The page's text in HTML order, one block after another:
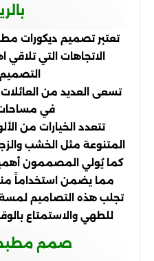
تعتبر تصميم ديكورات
الاتجاهات التي تلاقي
تسعى العديد من
في
تتعدد الخيارات من
المتنوعة مثل الخشب
كما يُولي المصممون
مما يضمن استخداماً
تجلب هذه التصاميم
للطهي والاستمتاع
صمم